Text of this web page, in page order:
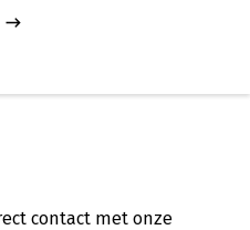
contact met onze